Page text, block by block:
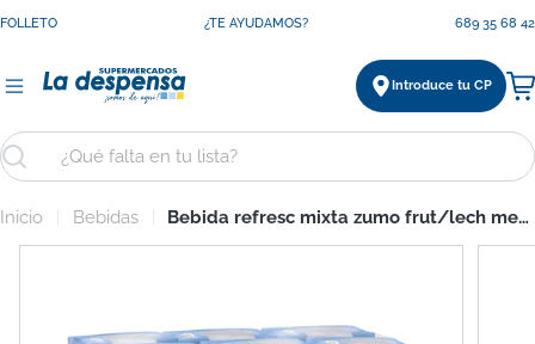
FOLLETO ¿TE AYUDAMOS? 689 35 68 42
Buscar
Introduce tu CP
Inicio Bebidas Bebida refresc mixta zumo frut/lech mediterraneo Bifrutas p6 200ml/u